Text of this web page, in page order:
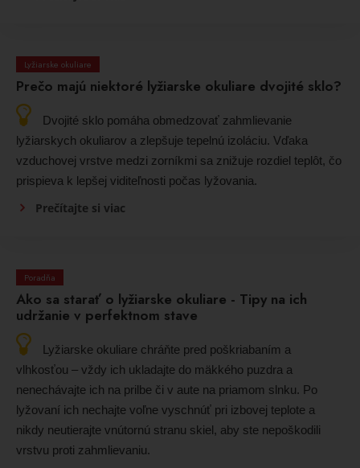
Lyžiarske okuliare
Prečo majú niektoré lyžiarske okuliare dvojité sklo?
Dvojité sklo pomáha obmedzovať zahmlievanie
lyžiarskych okuliarov a zlepšuje tepelnú izoláciu. Vďaka
vzduchovej vrstve medzi zorníkmi sa znižuje rozdiel teplôt, čo
prispieva k lepšej viditeľnosti počas lyžovania.
Prečítajte si viac
Poradňa
Ako sa starať o lyžiarske okuliare - Tipy na ich
udržanie v perfektnom stave
Lyžiarske okuliare chráňte pred poškriabaním a
vlhkosťou – vždy ich ukladajte do mäkkého puzdra a
nenechávajte ich na prilbe či v aute na priamom slnku. Po
lyžovaní ich nechajte voľne vyschnúť pri izbovej teplote a
nikdy neutierajte vnútornú stranu skiel, aby ste nepoškodili
vrstvu proti zahmlievaniu.